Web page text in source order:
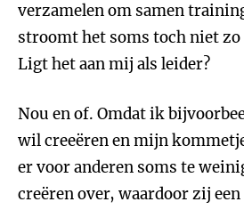
verzamelen om samen
stroomt het soms toch niet zo
Ligt het aan mij als leider?
Nou en of. Omdat ik
wil creeëren en mijn
er voor anderen soms te
creëren over, waardoor zij een